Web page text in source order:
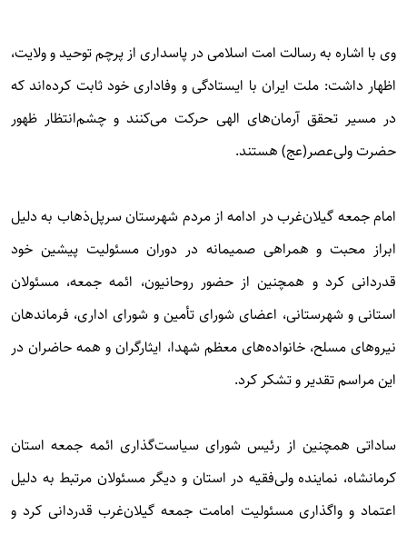
وی با اشاره به رسالت امت اسلامی در پاسداری از پرچم توحید و ولایت،
اظهار داشت: ملت ایران با ایستادگی و وفاداری خود ثابت کرده‌اند که
در مسیر تحقق آرمان‌های الهی حرکت می‌کنند و چشم‌انتظار ظهور
حضرت ولی‌عصر(عج) هستند.
امام جمعه گیلان‌غرب در ادامه از مردم شهرستان سرپل‌ذهاب به دلیل
ابراز محبت و همراهی صمیمانه در دوران مسئولیت پیشین خود
قدردانی کرد و همچنین از حضور روحانیون، ائمه جمعه، مسئولان
استانی و شهرستانی، اعضای شورای تأمین و شورای اداری، فرماندهان
نیروهای مسلح، خانواده‌های معظم شهدا، ایثارگران و همه حاضران در
این مراسم تقدیر و تشکر کرد.
ساداتی همچنین از رئیس شورای سیاست‌گذاری ائمه جمعه استان
کرمانشاه، نماینده ولی‌فقیه در استان و دیگر مسئولان مرتبط به دلیل
اعتماد و واگذاری مسئولیت امامت جمعه گیلان‌غرب قدردانی کرد و